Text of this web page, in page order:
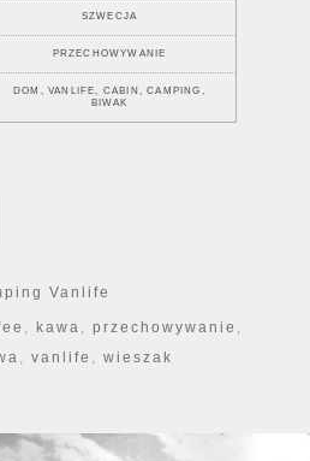
SZWECJA
PRZECHOWYWANIE
DOM, VANLIFE, CABIN, CAMPING,
BIWAK
Vanlife
, kawa , przechowywanie ,
, vanlife , wieszak